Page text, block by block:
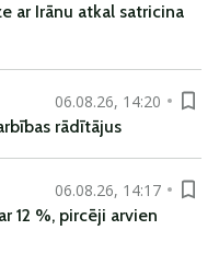
ar Irānu atkal satricina
06.08.26, 14:20
rādītājus
06.08.26, 14:17
12 %, pircēji arvien